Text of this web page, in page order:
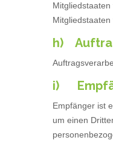
Mitgliedstaaten
h)
i)
Empfänger ist
um einen